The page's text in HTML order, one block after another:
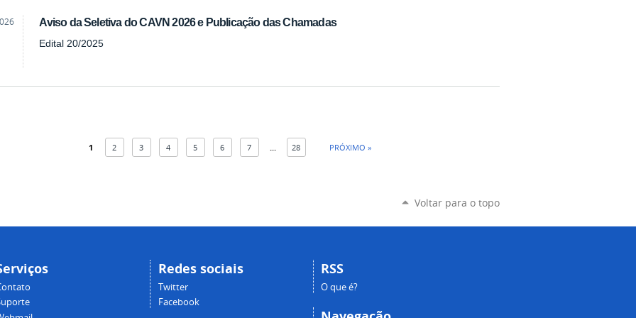
Aviso da Seletiva do CAVN 2026 e Publicação das Chamadas
Edital 20/2025
1 2 3 4 5 6 7 ... 28 PRÓXIMO »
Voltar para o topo
Redes sociais
Twitter
Facebook
RSS
O que é?